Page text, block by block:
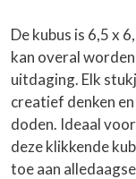
De kubus is 6,5 x
kan overal
uitdaging. Elk
creatief denken
doden. Ideaal
deze klikkende
toe aan